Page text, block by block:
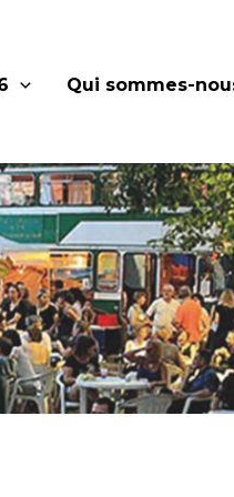
Qui sommes-